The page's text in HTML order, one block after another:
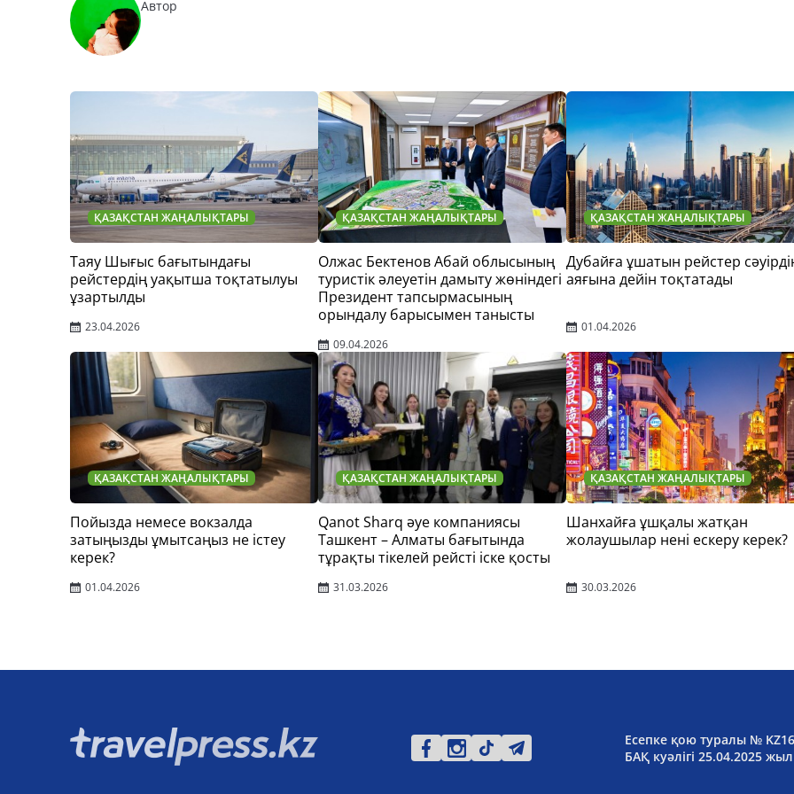
Автор
ҚАЗАҚСТАН ЖАҢАЛЫҚТАРЫ
Таяу Шығыс бағытындағы
рейстердің уақытша тоқтатылуы
ұзартылды
23.04.2026
ҚАЗАҚСТАН ЖАҢАЛЫҚТАРЫ
Олжас Бектенов Абай облысының
туристік әлеуетін дамыту жөніндегі
Президент тапсырмасының
орындалу барысымен танысты
09.04.2026
ҚАЗАҚСТАН ЖАҢАЛЫҚТАРЫ
Дубайға ұшатын рейстер
аяғына дейін тоқтатады
01.04.2026
ҚАЗАҚСТАН ЖАҢАЛЫҚТАРЫ
Пойызда немесе вокзалда
затыңызды ұмытсаңыз не істеу
керек?
01.04.2026
ҚАЗАҚСТАН ЖАҢАЛЫҚТАРЫ
Qanot Sharq әуе компаниясы
Ташкент – Алматы бағытында
тұрақты тікелей рейсті іске қосты
31.03.2026
ҚАЗАҚСТАН ЖАҢАЛЫҚТАРЫ
Шанхайға ұшқалы жатқан
жолаушылар нені ескеру керек?
30.03.2026
Есепке қою туралы №
БАҚ куәлігі 25.04.2025